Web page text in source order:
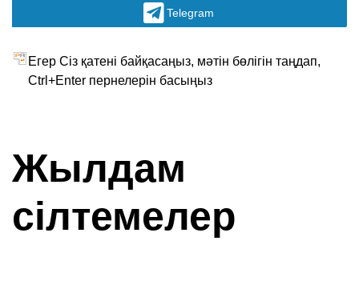
Telegram
Егер Сіз қатені байқасаңыз, мәтін бөлігін таңдап,
Ctrl+Enter пернелерін басыңыз
Жылдам
сілтемелер